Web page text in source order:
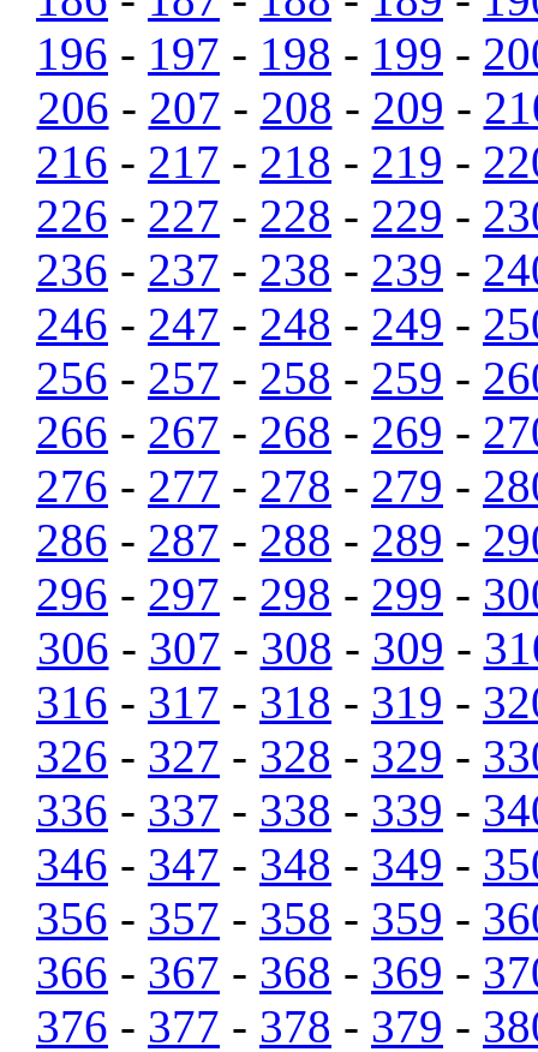
196 - 197 - 198 - 199 -
206 - 207 - 208 - 209 -
216 - 217 - 218 - 219 -
226 - 227 - 228 - 229 -
236 - 237 - 238 - 239 -
246 - 247 - 248 - 249 -
256 - 257 - 258 - 259 -
266 - 267 - 268 - 269 -
276 - 277 - 278 - 279 -
286 - 287 - 288 - 289 -
296 - 297 - 298 - 299 -
306 - 307 - 308 - 309 -
316 - 317 - 318 - 319 -
326 - 327 - 328 - 329 -
336 - 337 - 338 - 339 -
346 - 347 - 348 - 349 -
356 - 357 - 358 - 359 -
366 - 367 - 368 - 369 -
376 - 377 - 378 - 379 -